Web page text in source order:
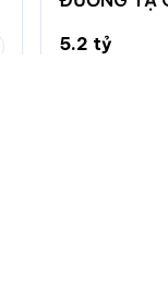
5.2 tỷ